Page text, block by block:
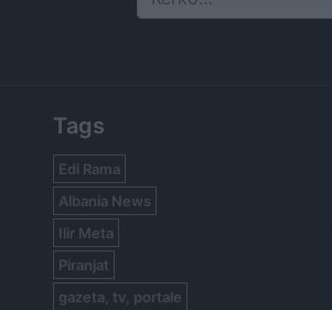
Search
Tags
Edi Rama
Albania News
Ilir Meta
Piranjat
gazeta, tv, portale